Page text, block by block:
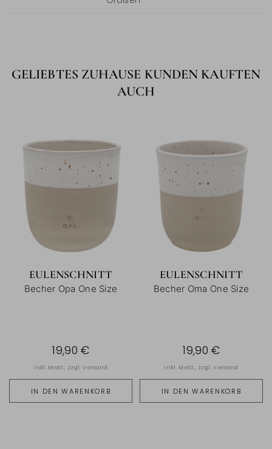
GELIEBTES ZUHAUSE KUNDEN KAUFTEN
AUCH
EULENSCHNITT
Becher Opa One Size
IN DEN WARENKORB
19,90 €
inkl. MwSt., zzgl.Versand
EULENSCHNITT
Becher Oma One Size
IN DEN WARENKORB
19,90 €
inkl. MwSt., zzgl.Versand